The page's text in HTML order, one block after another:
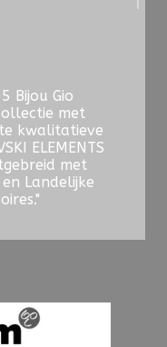
Bijou Gio
met
kwalitatieve
ELEMENTS
met
Landelijke